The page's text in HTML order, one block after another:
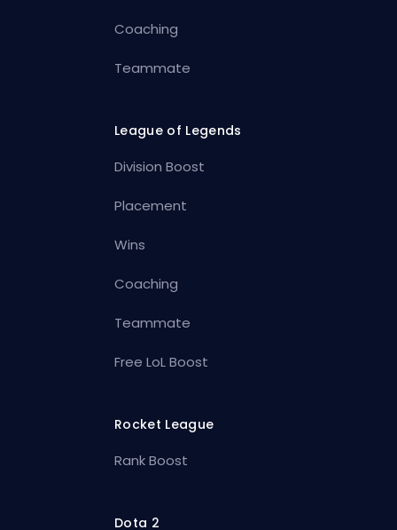
Coaching
Teammate
League of Legends
Division Boost
Placement
Wins
Coaching
Teammate
Free LoL Boost
Rocket League
Rank Boost
Dota 2